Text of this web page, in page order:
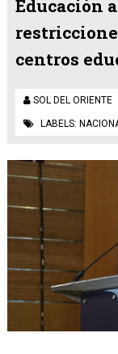
Educación
centros
SOL DEL ORIENTE
LABELS: